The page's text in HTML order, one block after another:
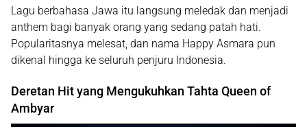
Lagu berbahasa Jawa itu langsung meledak dan menjadi
anthem bagi banyak orang yang sedang patah hati.
Popularitasnya melesat, dan nama Happy Asmara pun
dikenal hingga ke seluruh penjuru Indonesia.
Deretan Hit yang Mengukuhkan Tahta Queen of
Ambyar